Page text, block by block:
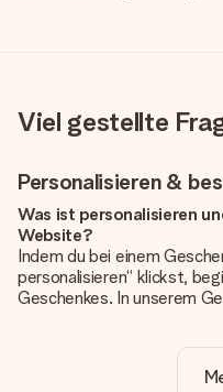
Viel gestellte
Personalisieren &
Was ist personalisieren
Website?
Indem du bei einem
personalisieren“ klickst,
Geschenkes. In unserem
noch eines unserer
Geschenk die perfekte